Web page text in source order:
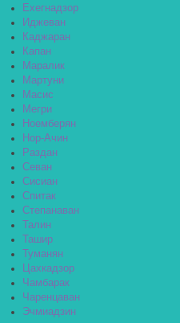
Ехегнадзор
Иджеван
Каджаран
Капан
Маралик
Мартуни
Масис
Мегри
Ноемберян
Нор-Ачин
Раздан
Севан
Сисиан
Спитак
Степанаван
Талин
Ташир
Туманян
Цахкадзор
Чамбарак
Чаренцаван
Эчмиадзин